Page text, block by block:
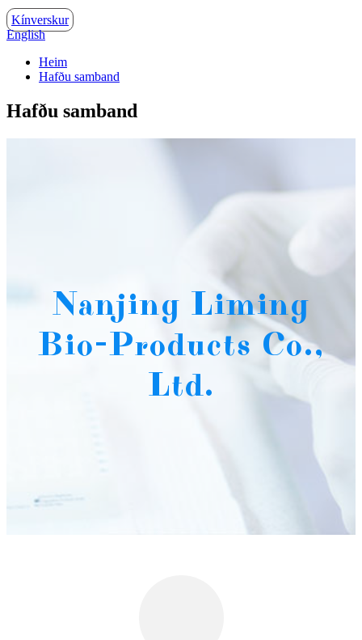
Kínverskur
English
Heim
Hafðu samband
Hafðu samband
Nanjing Liming
Bio-Products Co.,
Ltd.